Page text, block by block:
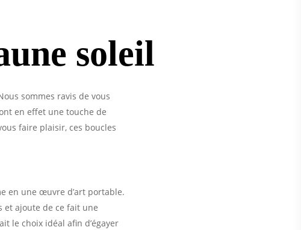
soleil
sommes ravis de vous
en effet une touche de
faire plaisir, ces boucles
en une œuvre d’art portable.
et ajoute de ce fait une
le choix idéal afin d’égayer